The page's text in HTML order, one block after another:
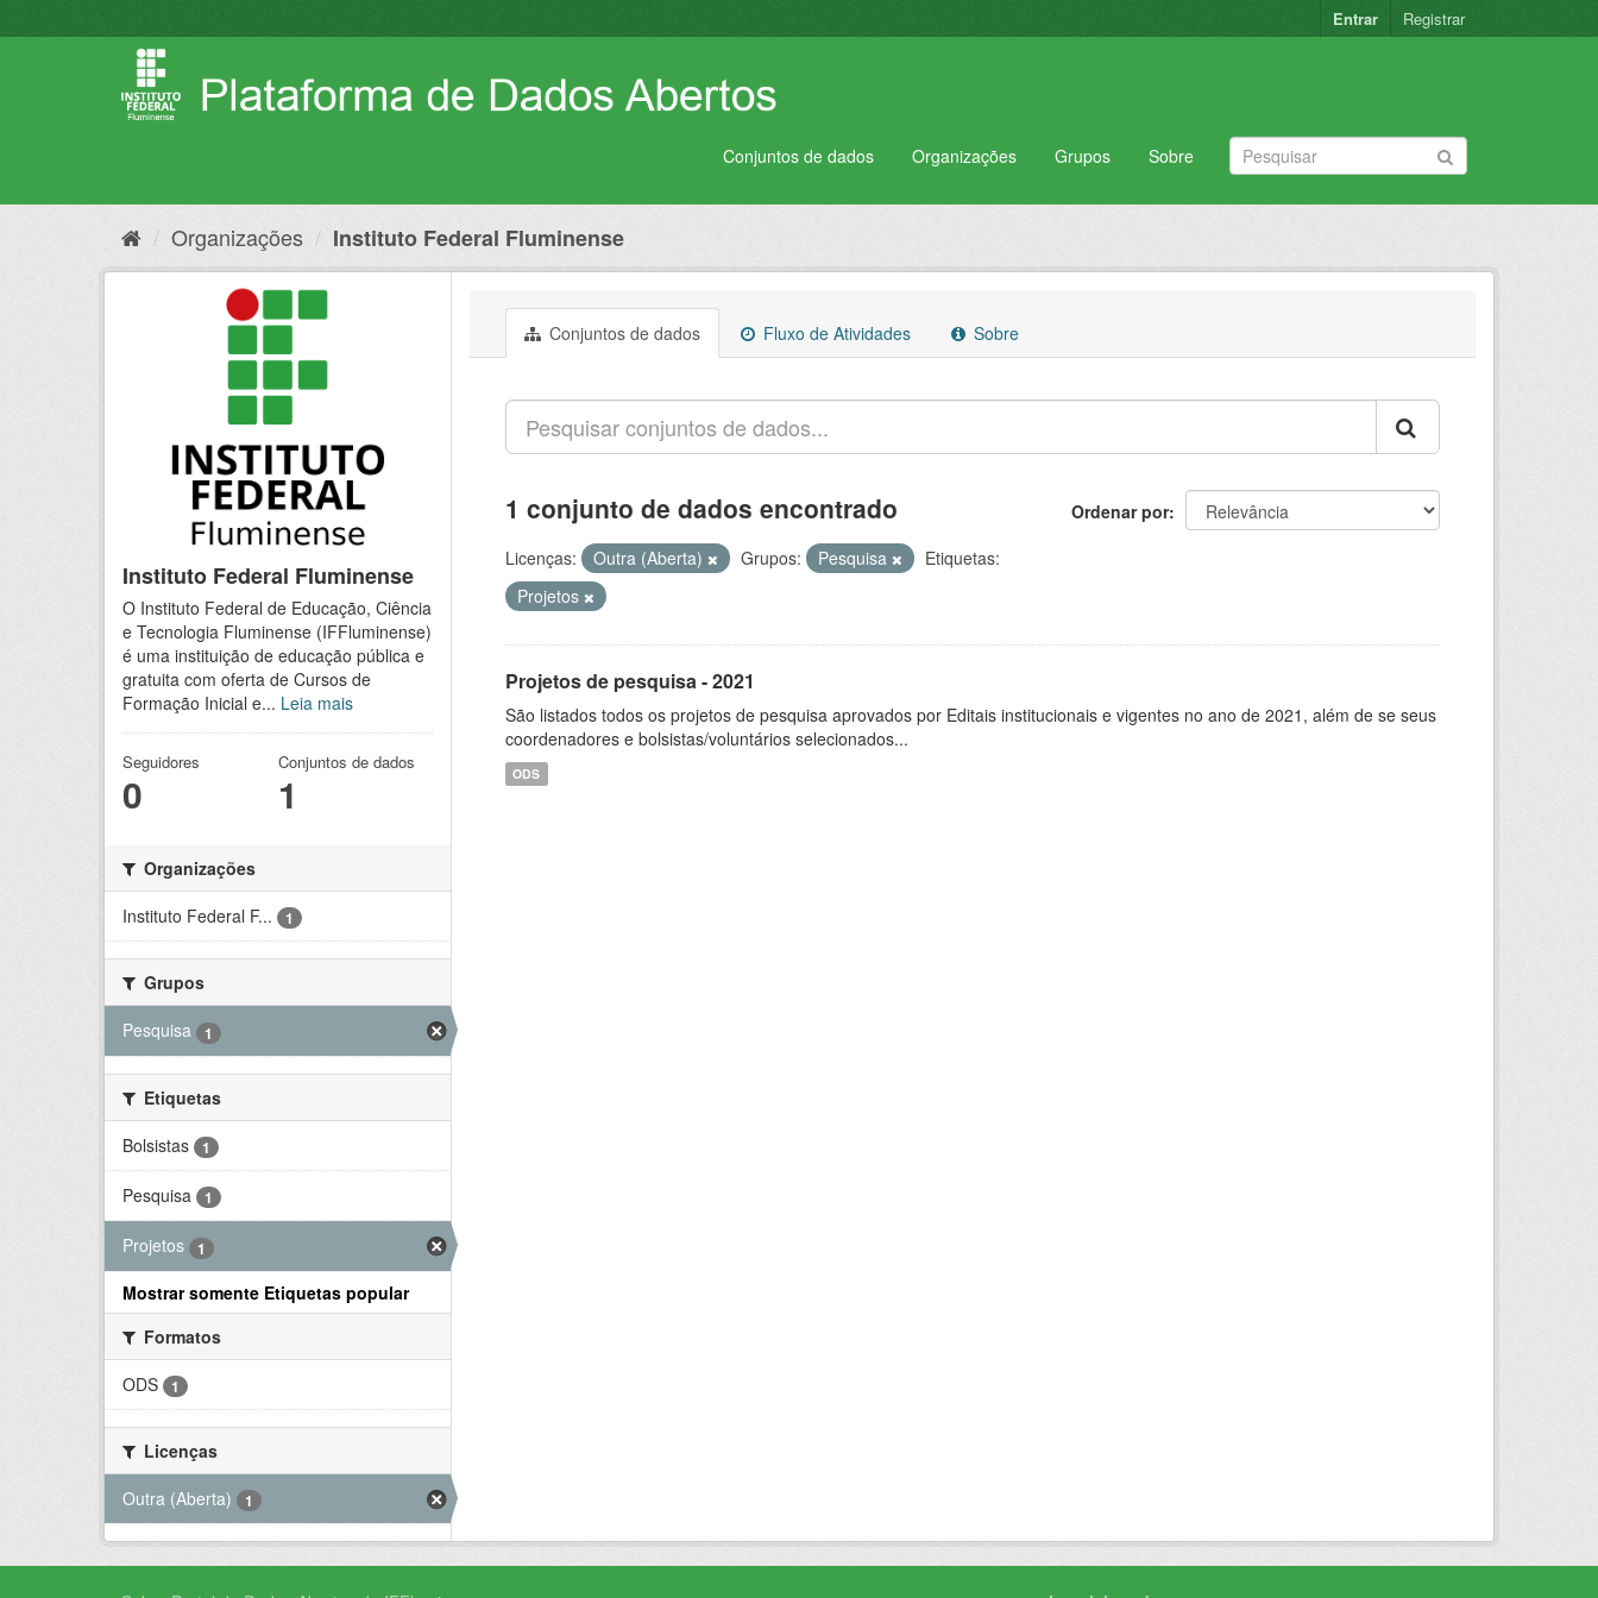
para
Entrar Registrar
Conjuntos de dados Organizações Grupos Sobre
Organizações Instituto Federal Fluminense
Instituto Federal Fluminense
O Instituto Federal de Educação, Ciência
e Tecnologia Fluminense (IFFluminense)
é uma instituição de educação pública e
gratuita com oferta de Cursos de
Formação Inicial e... Leia mais
Seguidores
0
Conjuntos de dados
1
Organizações
Instituto Federal F...
1
Grupos
Pesquisa
1
Etiquetas
Bolsistas
1
Pesquisa 1
Projetos 1
Mostrar somente Etiquetas popular
Formatos
ODS
1
Licenças
Outra (Aberta)
1
Conjuntos de dados Fluxo de Atividades Sobre
Ordenar por
1 conjunto de dados encontrado
Licenças: Outra (Aberta) Grupos: Pesquisa
Etiquetas:
Projetos
Projetos de pesquisa - 2021
São listados todos os projetos de pesquisa aprovados por Editais institucionais e vigentes no ano de 2021, além de se seus
coordenadores e bolsistas/voluntários selecionados...
ODS